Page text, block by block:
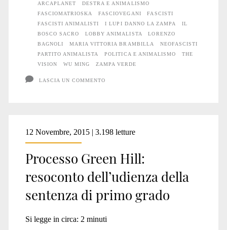
ARCAPLANET
DESTRA E ANIMALISMO
FASCIOMATRIOSKA
FASCIOVEGANI
FASCISTI
FASCISTI ANIMALISTI
I LUPI DANNO LA ZAMPA
IL
BOSCO SACRO
LOBBY ANIMALISTA
LORENZO
BAGNOLI
MARIA VITTORIA BRAMBILLA
NEOFASCISTI
PARTITO ANIMALISTA
POLITICA E ANIMALISMO
THE
VISION
WU MING ZAMPA VERDE
LASCIA UN COMMENTO
12 Novembre, 2015 | 3.198 letture
Processo Green Hill:
resoconto dell’udienza della
sentenza di primo grado
Si legge in circa: 2 minuti